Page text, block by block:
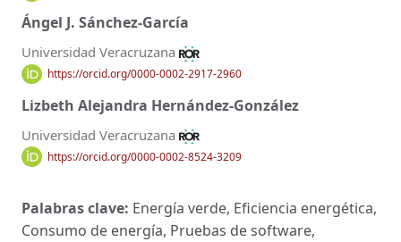
Ángel J. Sánchez-García
Universidad Veracruzana
https://orcid.org/0000-0002-2917-2960
Lizbeth Alejandra Hernández-González
Universidad Veracruzana
https://orcid.org/0000-0002-8524-3209
Palabras clave: Energía verde, Eficiencia energética,
Consumo de energía, Pruebas de software,